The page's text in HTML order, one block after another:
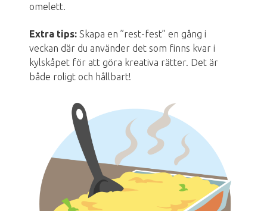
omelett.
Extra tips: Skapa en ”rest-fest” en gång i
veckan där du använder det som finns kvar i
kylskåpet för att göra kreativa rätter. Det är
både roligt och hållbart!